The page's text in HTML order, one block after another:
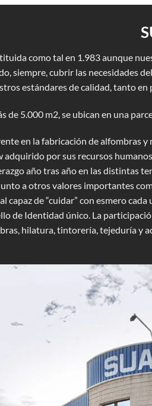
como tal en 1.983 aunque
siempre, cubrir las necesidades
estándares de calidad, tanto en
de 5.000 m2, se ubican en una
en la fabricación de alfombras
adquirido por sus recursos
año tras año en las distintas
a otros valores importantes
capaz de “cuidar” con esmero
de Identidad único. La
hilatura, tintorería, tejeduría y